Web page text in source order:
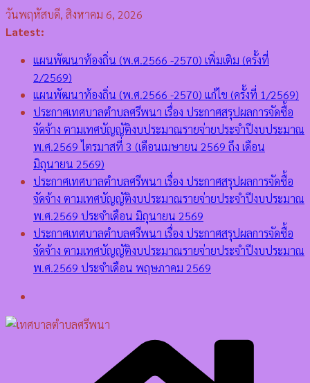
Skip
to
วันพฤหัสบดี, สิงหาคม 6, 2026
Latest:
แผนพัฒนาท้องถิ่น (พ.ศ.2566 -2570) เพิ่มเติม (ครั้งที่
2/2569)
แผนพัฒนาท้องถิ่น (พ.ศ.2566 -2570) แก้ไข (ครั้งที่ 1/2569)
ประกาศเทศบาลตำบลศรีพนา เรื่อง ประกาศสรุปผลการจัดซื้อ
จัดจ้าง ตามเทศบัญญัติงบประมาณรายจ่ายประจำปีงบประมาณ
พ.ศ.2569 ไตรมาสที่ 3 (เดือนเมษายน 2569 ถึง เดือน
มิถุนายน 2569)
ประกาศเทศบาลตำบลศรีพนา เรื่อง ประกาศสรุปผลการจัดซื้อ
จัดจ้าง ตามเทศบัญญัติงบประมาณรายจ่ายประจำปีงบประมาณ
พ.ศ.2569 ประจำเดือน มิถุนายน 2569
ประกาศเทศบาลตำบลศรีพนา เรื่อง ประกาศสรุปผลการจัดซื้อ
จัดจ้าง ตามเทศบัญญัติงบประมาณรายจ่ายประจำปีงบประมาณ
พ.ศ.2569 ประจำเดือน พฤษภาคม 2569